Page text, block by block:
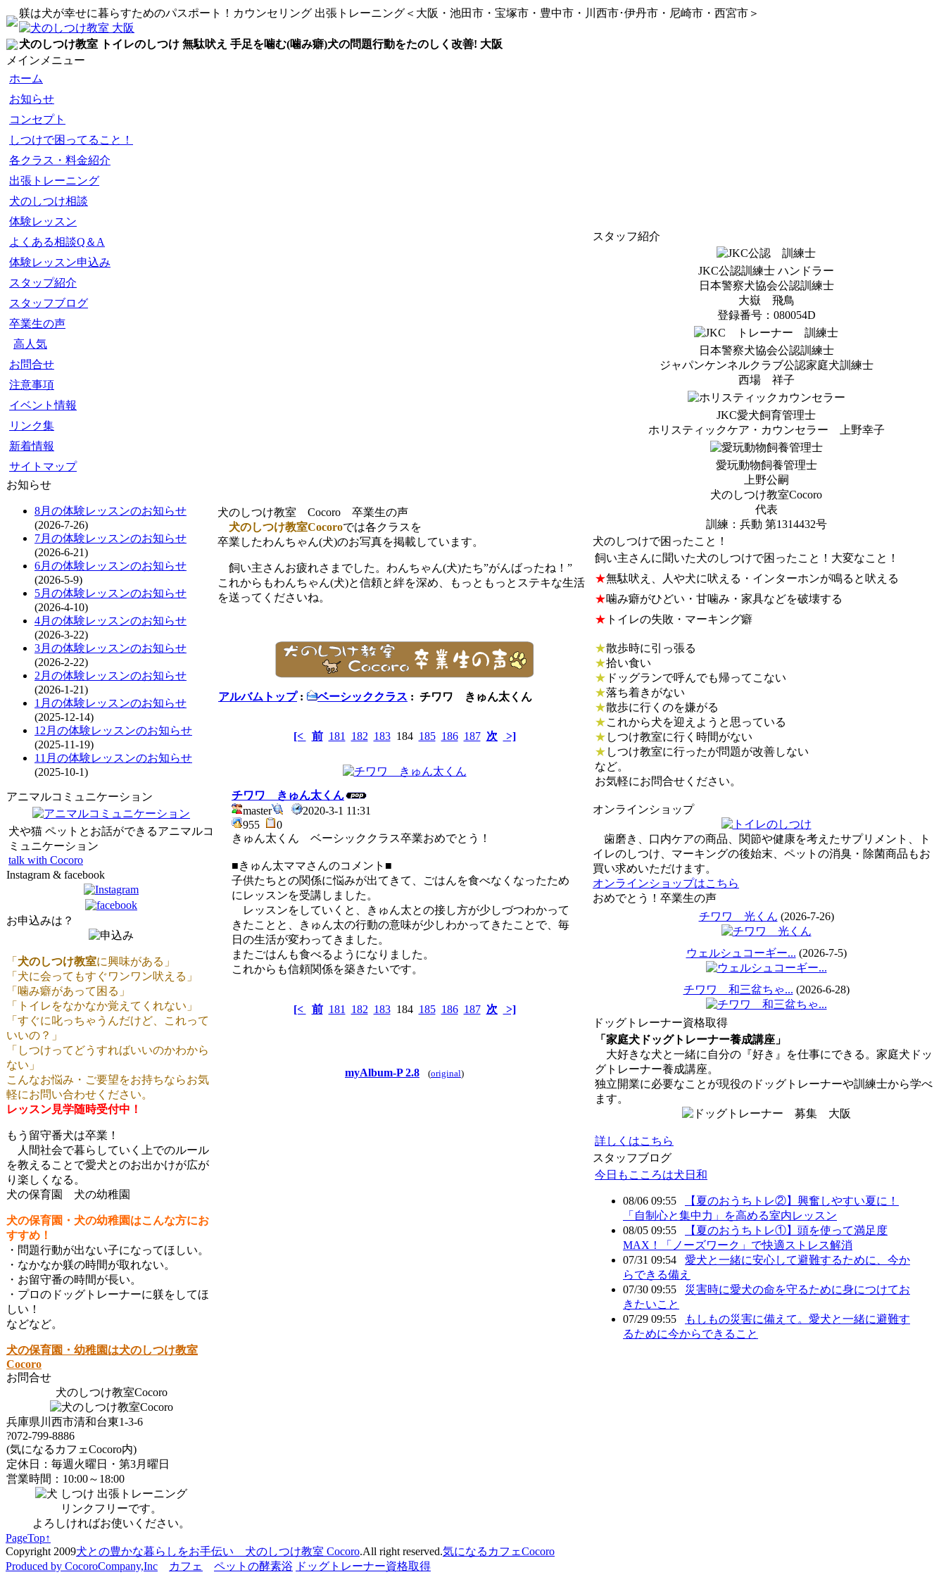
躾は犬が幸せに暮らすためのパスポート！カウンセリング 出張トレーニング＜大阪・池田市・宝塚市・豊中市・川西市･伊丹市・尼崎市・西宮市＞
犬のしつけ教室 トイレのしつけ 無駄吠え 手足を噛む(噛み癖)犬の問題行動をたのしく改善! 大阪
メインメニュー
ホーム
お知らせ
コンセプト
しつけで困ってること！
各クラス・料金紹介
出張トレーニング
犬のしつけ相談
体験レッスン
よくある相談Q＆A
体験レッスン申込み
スタップ紹介
スタッフブログ
卒業生の声
高人気
お問合せ
注意事項
イベント情報
リンク集
新着情報
サイトマップ
お知らせ
8月の体験レッスンのお知らせ
(2026-7-26)
7月の体験レッスンのお知らせ
(2026-6-21)
6月の体験レッスンのお知らせ
(2026-5-9)
5月の体験レッスンのお知らせ
(2026-4-10)
4月の体験レッスンのお知らせ
(2026-3-22)
3月の体験レッスンのお知らせ
(2026-2-22)
2月の体験レッスンのお知らせ
(2026-1-21)
1月の体験レッスンのお知らせ
(2025-12-14)
12月の体験レッスンのお知らせ
(2025-11-19)
11月の体験レッスンのお知らせ
(2025-10-1)
アニマルコミュニケーション
犬や猫 ペットとお話ができるアニマルコ
ミュニケーション
talk with Cocoro
Instagram & facebook
お申込みは？
「 犬のしつけ教室に興味がある」
「犬に会ってもすぐワンワン吠える」
「噛み癖があって困る」
「トイレをなかなか覚えてくれない」
「すぐに叱っちゃうんだけど、これって
いいの？」
「しつけってどうすればいいのかわから
ない」
こんなお悩み・ご要望をお持ちならお気
軽にお問い合わせください。
レッスン見学随時受付中！
もう留守番犬は卒業！
人間社会で暮らしていく上でのルール
を教えることで愛犬とのお出かけが広が
り楽しくなる。
犬の保育園 犬の幼稚園
犬の保育園・犬の幼稚園はこんな方にお
すすめ！
・問題行動が出ない子になってほしい。
・なかなか躾の時間が取れない。
・お留守番の時間が長い。
・プロのドッグトレーナーに躾をしてほ
しい！
などなど。
犬の保育園・幼稚園は犬のしつけ教室
Cocoro
お問合せ
犬のしつけ教室Cocoro
兵庫県川西市清和台東1-3-6
?072-799-8886
(気になるカフェCocoro内)
定休日：毎週火曜日・第3月曜日
営業時間：10:00～18:00
リンクフリーです。
よろしければお使いください。
犬のしつけ教室 Cocoro 卒業生の声
犬のしつけ教室Cocoroでは各クラスを
卒業したわんちゃん(犬)のお写真を掲載しています。
飼い主さんお疲れさまでした。わんちゃん(犬)たち”がんばったね！”
これからもわんちゃん(犬)と信頼と絆を深め、もっともっとステキな生活
を送ってくださいね。
アルバムトップ: ベーシッククラス : チワワ きゅん太くん
[< 前 181 182 183184 185 186 187 次 >]
チワワ きゅん太くん
master
2020-3-1 11:31
955
0
きゅん太くん ベーシッククラス卒業おめでとう！
■きゅん太ママさんのコメント■
子供たちとの関係に悩みが出てきて、ごはんを食べなくなったため
にレッスンを受講しました。
レッスンをしていくと、きゅん太との接し方が少しづつわかって
きたことと、きゅん太の行動の意味が少しわかってきたことで、毎
日の生活が変わってきました。
またごはんも食べるようになりました。
これからも信頼関係を築きたいです。
[< 前 181 182 183184 185 186 187 次 >]
myAlbum-P 2.8 (original)
スタッフ紹介
JKC公認訓練士 ハンドラー
日本警察犬協会公認訓練士
大嶽 飛鳥
登録番号：080054D
日本警察犬協会公認訓練士
ジャパンケンネルクラブ公認家庭犬訓練士
西場 祥子
JKC愛犬飼育管理士
ホリスティックケア・カウンセラー 上野幸子
愛玩動物飼養管理士
上野公嗣
犬のしつけ教室Cocoro
代表
訓練：兵動 第1314432号
犬のしつけで困ったこと！
飼い主さんに聞いた犬のしつけで困ったこと！大変なこと！
★無駄吠え、人や犬に吠える・インターホンが鳴ると吠える
★噛み癖がひどい・甘噛み・家具などを破壊する
★ トイレの失敗・マーキング癖
★散歩時に引っ張る
★拾い食い
★ ドッグランで呼んでも帰ってこない
★落ち着きがない
★散歩に行くのを嫌がる
★これから犬を迎えようと思っている
★ しつけ教室に行く時間がない
★ しつけ教室に行ったが問題が改善しない
など。
お気軽にお問合せください。
オンラインショップ
歯磨き、口内ケアの商品、関節や健康を考えたサプリメント、ト
イレのしつけ、マーキングの後始末、ペットの消臭・除菌商品もお
買い求めいただけます。
オンラインショップはこちら
おめでとう！卒業生の声
チワワ 光くん (2026-7-26)
ウェルシュコーギー... (2026-7-5)
チワワ 和三盆ちゃ... (2026-6-28)
ドッグトレーナー資格取得
「家庭犬ドッグトレーナー養成講座」
大好きな犬と一緒に自分の『好き』を仕事にできる。家庭犬ドッ
グトレーナー養成講座。
独立開業に必要なことが現役のドッグトレーナーや訓練士から学べ
ます。
詳しくはこちら
スタッフブログ
今日もこころは犬日和
08/06 09:55
【夏のおうちトレ②】興奮しやすい夏に！
「自制心と集中力」を高める室内レッスン
08/05 09:55
【夏のおうちトレ①】頭を使って満足度
MAX！「ノーズワーク」で快適ストレス解消
07/31 09:54
愛犬と一緒に安心して避難するために、今か
らできる備え
07/30 09:55
災害時に愛犬の命を守るために身につけてお
きたいこと
07/29 09:55
もしもの災害に備えて。愛犬と一緒に避難す
るために今からできること
PageTop↑
Copyright 2009犬との豊かな暮らしをお手伝い 犬のしつけ教室 Cocoro.All right reserved.気になるカフェCocoro
Produced by CocoroCompany,Inc
カフェ ペットの酵素浴 ドッグトレーナー資格取得